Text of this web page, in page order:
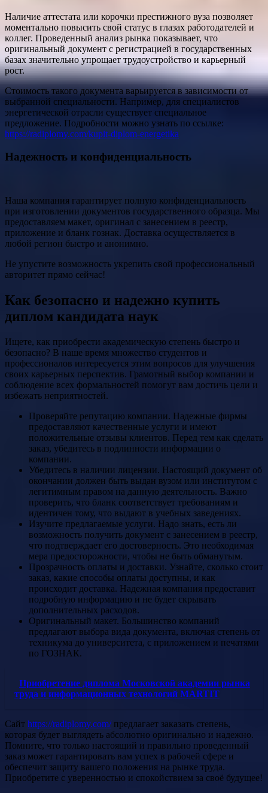
Наличие аттестата или корочки престижного вуза позволяет
моментально повысить свой статус в глазах работодателей и
коллег. Проведенный анализ рынка показывает, что
оригинальный документ с регистрацией в государственных
базах значительно упрощает трудоустройство и карьерный
рост.
Стоимость такого документа варьируется в зависимости от
выбранной специальности. Например, для специалистов
энергетической отрасли существует специальное
предложение. Подробности можно узнать по ссылке:
https://radiplomy.com/kupit-diplom-energetika
Надежность и конфиденциальность
Наша компания гарантирует полную конфиденциальность
при изготовлении документов государственного образца. Мы
предоставляем макет, оригинал с занесением в реестр,
приложение и бланк гознак. Доставка осуществляется в
любой регион быстро и анонимно.
Не упустите возможность укрепить свой профессиональный
авторитет прямо сейчас!
Как безопасно и надежно купить
диплом кандидата наук
Ищете, как приобрести академическую степень быстро и
безопасно? В наше время множество студентов и
профессионалов интересуется этим вопросов для улучшения
своих карьерных перспектив. Грамотный выбор компании и
соблюдение всех формальностей помогут вам достичь цели и
избежать неприятностей.
Проверяйте репутацию компании. Надежные фирмы
предоставляют качественные услуги и имеют
положительные отзывы клиентов. Перед тем как сделать
заказ, убедитесь в подлинности информации о
компании.
Убедитесь в наличии лицензии. Настоящий документ об
окончании должен быть выдан вузом или институтом с
легитимным правом на данную деятельность. Важно
проверить, что бланк соответствует требованиям и
идентичен тому, что выдают в учебных заведениях.
Изучите предлагаемые услуги. Надо знать, есть ли
возможность получить документ с занесением в реестр,
что подтверждает его достоверность. Это необходимая
мера предосторожности, чтобы не быть обманутым.
Прозрачность оплаты и доставки. Узнайте, сколько стоит
заказ, какие способы оплаты доступны, и как
происходит доставка. Надежная компания предоставит
подробную информацию и не будет скрывать
дополнительных расходов.
Оригинальный макет. Большинство компаний
предлагают выбора вида документа, включая степень от
техникума до университета, с приложением и печатями
по ГОЗНАК.
Приобретение диплома Московской академии рынка
труда и информационных технологий MARTIT
Сайт https://radiplomy.com/предлагает заказать степень,
которая будет выглядеть абсолютно оригинально и надежно.
Помните, что только настоящий и правильно проведенный
заказ может гарантировать вам успех в рабочей сфере и
обеспечит защиту вашего положения на рынке труда.
Приобретите с уверенностью и спокойствием за своё будущее!